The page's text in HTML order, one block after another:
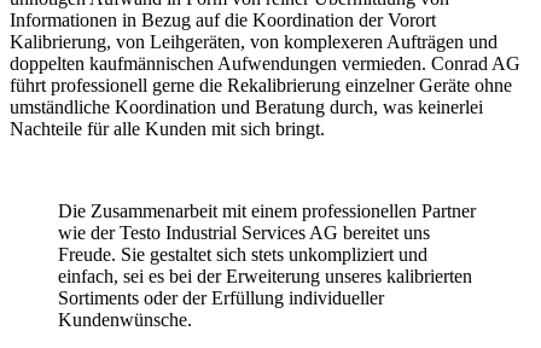
Informationen in Bezug auf die Koordination der Vorort
Kalibrierung, von Leihgeräten, von komplexeren Aufträgen und
doppelten kaufmännischen Aufwendungen vermieden. Conrad AG
führt professionell gerne die Rekalibrierung einzelner Geräte ohne
umständliche Koordination und Beratung durch, was keinerlei
Nachteile für alle Kunden mit sich bringt.
Die Zusammenarbeit mit einem professionellen Partner
wie der Testo Industrial Services AG bereitet uns
Freude. Sie gestaltet sich stets unkompliziert und
einfach, sei es bei der Erweiterung unseres kalibrierten
Sortiments oder der Erfüllung individueller
Kundenwünsche.